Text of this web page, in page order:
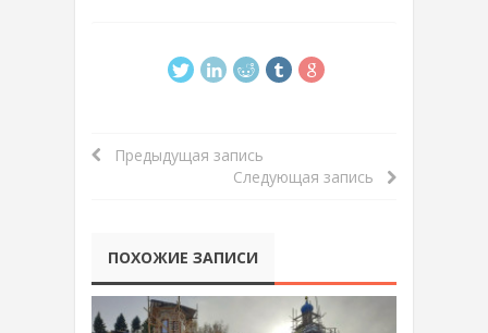
Предыдущая запись
Следующая запись
ПОХОЖИЕ ЗАПИСИ